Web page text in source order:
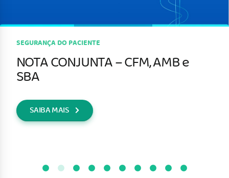
SEGURANÇA DO PACIENTE
NOTA CONJUNTA – CFM, AMB e
SBA
SAIBA MAIS